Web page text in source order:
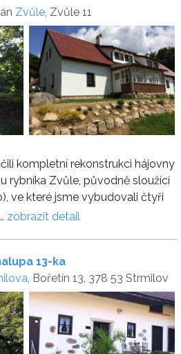
Zvůle, Zvůle 11
kompletní rekonstrukci hájovny
rybníka Zvůle, původně sloužící
ve které jsme vybudovali čtyři
zobrazit detail
13-ka
, Bořetín 13, 378 53 Strmilov